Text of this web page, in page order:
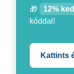
🎁 12%
kóddal!
Kattints